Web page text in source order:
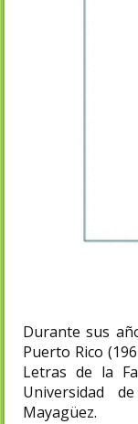
Durante sus
Puerto Rico
Letras de la
Universidad
Mayagüez.